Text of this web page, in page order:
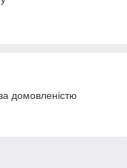
домовленістю